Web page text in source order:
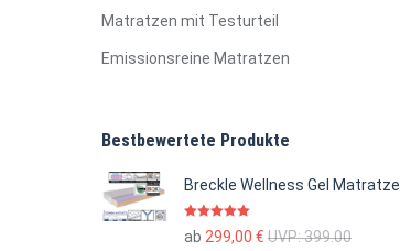
Matratzen mit Testurteil
Emissionsreine Matratzen
Bestbewertete Produkte
Breckle Wellness Gel Matratze
Bewertet mit
5.00von 5
ab 299,00 € UVP:399.00